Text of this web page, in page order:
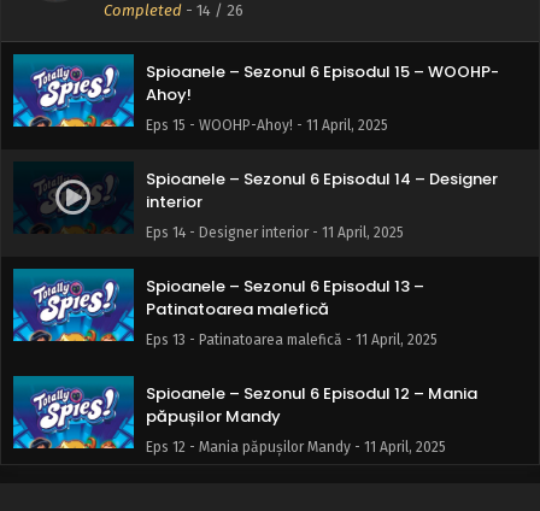
Completed - 14 / 26
Eps 16 - Trent înnebunește - 11 April, 2025
Spioanele – Sezonul 6 Episodul 15 – WOOHP-
Ahoy!
Eps 15 - WOOHP-Ahoy! - 11 April, 2025
Spioanele – Sezonul 6 Episodul 14 – Designer
interior
Eps 14 - Designer interior - 11 April, 2025
Spioanele – Sezonul 6 Episodul 13 –
Patinatoarea malefică
Eps 13 - Patinatoarea malefică - 11 April, 2025
Spioanele – Sezonul 6 Episodul 12 – Mania
păpușilor Mandy
Eps 12 - Mania păpușilor Mandy - 11 April, 2025